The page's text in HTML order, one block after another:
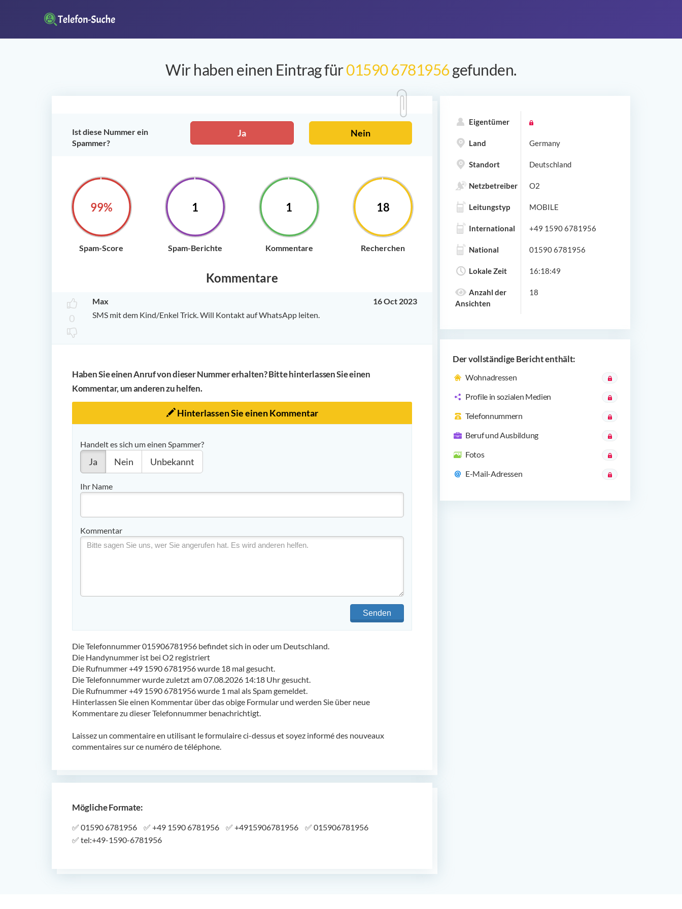
Wir haben einen Eintrag für01590 6781956gefunden.
Ist diese Nummer ein
Spammer?
Ja Nein
100%
Spam-Score
1
Spam-Berichte
1
Kommentare
18
Recherchen
Kommentare
0
Max
16 Oct 2023
SMS mit dem Kind/Enkel Trick. Will Kontakt auf WhatsApp leiten.
Haben Sie einen Anruf von dieser Nummer erhalten? Bitte hinterlassen Sie einen
Kommentar, um anderen zu helfen.
Hinterlassen Sie einen Kommentar
Handelt es sich um einen Spammer?
Ja Nein Unbekannt
Ihr Name
Kommentar
Senden
Die Telefonnummer 015906781956 befindet sich in oder um Deutschland.
Die Handynummer ist bei O2 registriert
Die Rufnummer +49 1590 6781956 wurde 18 mal gesucht.
Die Telefonnummer wurde zuletzt am 07.08.2026 14:18 Uhr gesucht.
Die Rufnummer +49 1590 6781956 wurde 1 mal als Spam gemeldet.
Hinterlassen Sie einen Kommentar über das obige Formular und werden Sie über neue
Kommentare zu dieser Telefonnummer benachrichtigt.
Laissez un commentaire en utilisant le formulaire ci-dessus et soyez informé des nouveaux
commentaires sur ce numéro de téléphone.
Mögliche Formate:
✅ 01590 6781956 ✅ +49 1590 6781956 ✅ +4915906781956 ✅ 015906781956
✅ tel:+49-1590-6781956
Eigentümer
Land Germany
Standort Deutschland
Netzbetreiber O2
Leitungstyp MOBILE
International +49 1590 6781956
National 01590 6781956
Lokale Zeit 16:18:49
Anzahl der
Ansichten
18
Der vollständige Bericht enthält:
Wohnadressen
Profile in sozialen Medien
Telefonnummern
Beruf und Ausbildung
Fotos
E-Mail-Adressen